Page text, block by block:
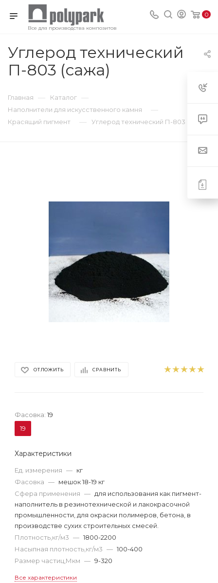
Все для производства композитов
0
Углерод технический
П-803 (сажа)
Главная — Каталог —
Наполнители для искусственного камня —
Красящий пигмент — Углерод технический П-803 (сажа)
ОТЛОЖИТЬ СРАВНИТЬ
Фасовка: 19
19
Характеристики
Ед. измерения — кг
Фасовка — мешок 18-19 кг
Сфера применения — для использования как пигмент-
наполнитель в резинотехнической и лакокрасочной
промышленности, для окраски полимеров, бетона, в
производстве сухих строительных смесей.
Плотность,кг/м3 — 1800-2200
Насыпная плотность,кг/м3 — 100-400
Размер частиц,Мкм — 9-320
Все характеристики